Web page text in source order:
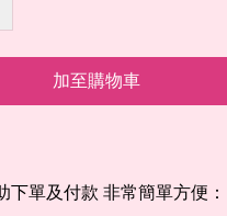
加至購物車
單及付款 非常簡單方便：